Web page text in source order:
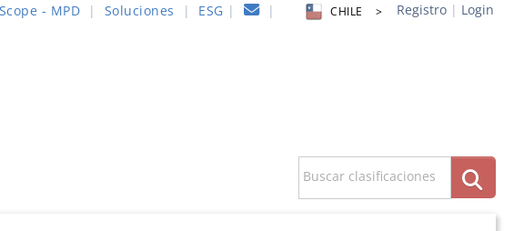
Scope - MPD | Soluciones | ESG | | CHILE > Registro| Login
Buscar clasificaciones